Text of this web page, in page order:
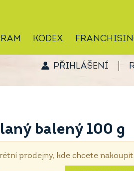
KODEX
PŘIHLÁŠENÍ
balený 100 g
prodejny, kde chcete